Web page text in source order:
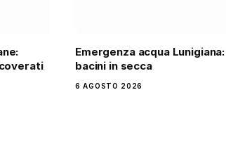
Emergenza acqua Lunigiana:
bacini in secca
6 AGOSTO 2026